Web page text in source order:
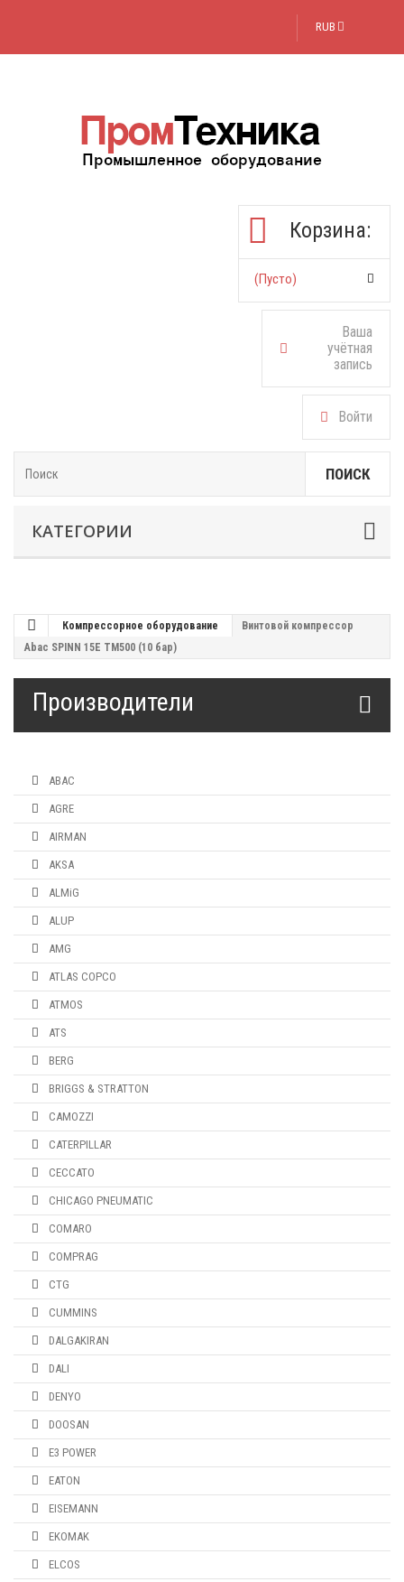
RUB
Корзина:
(пусто)
Ваша
учётная
запись
Войти
ПОИСК
КАТЕГОРИИ
Компрессорное оборудование
Винтовой компрессор
Abac SPINN 15E TM500 (10 бар)
Производители
ABAC
AGRE
AIRMAN
AKSA
ALMiG
ALUP
AMG
ATLAS COPCO
ATMOS
ATS
BERG
BRIGGS & STRATTON
CAMOZZI
CATERPILLAR
CECCATO
CHICAGO PNEUMATIC
COMARO
COMPRAG
CTG
CUMMINS
DALGAKIRAN
DALI
DENYO
DOOSAN
E3 POWER
EATON
EISEMANN
EKOMAK
ELCOS